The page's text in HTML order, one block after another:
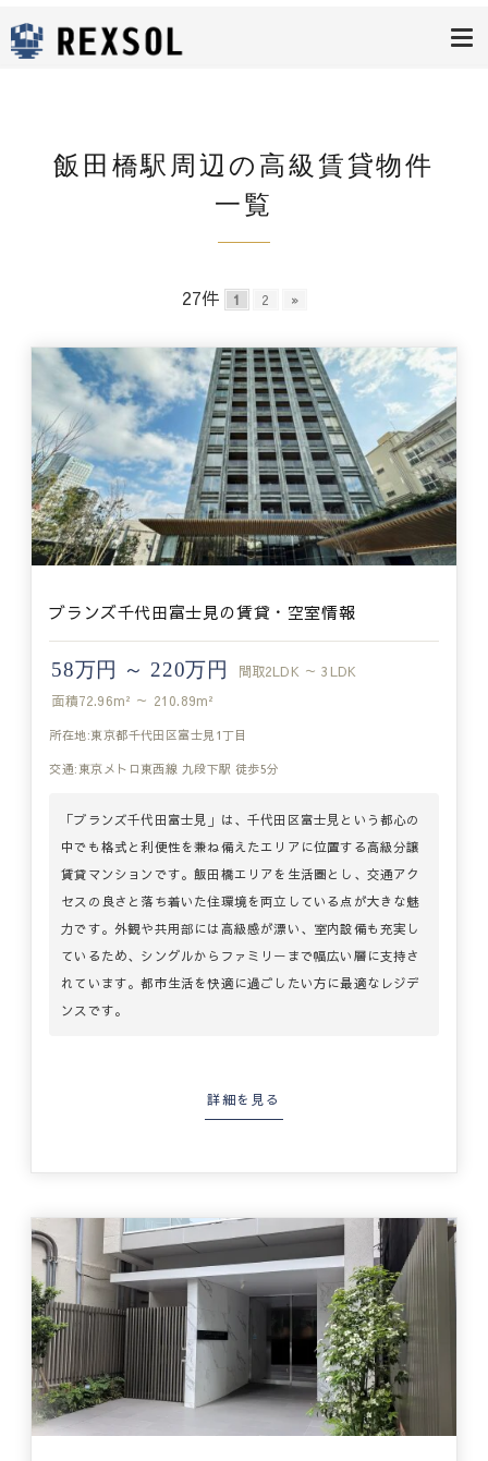
高級賃貸レク
ソル
飯田橋駅周辺の高級賃貸物件
一覧
27件 1 2 »
ブランズ千代田富士見の賃貸・空室情報
58万円 ～ 220万円 間取2LDK ～ 3LDK
面積72.96m² ～ 210.89m²
所在地:東京都千代田区富士見1丁目
交通:東京メトロ東西線 九段下駅 徒歩5分
「ブランズ千代田富士見」は、千代田区富士見という都心の
中でも格式と利便性を兼ね備えたエリアに位置する高級分譲
賃貸マンションです。飯田橋エリアを生活圏とし、交通アク
セスの良さと落ち着いた住環境を両立している点が大きな魅
力です。外観や共用部には高級感が漂い、室内設備も充実し
ているため、シングルからファミリーまで幅広い層に支持さ
れています。都市生活を快適に過ごしたい方に最適なレジデ
ンスです。
詳細を見る